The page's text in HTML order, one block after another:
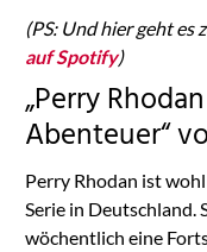
(PS: Und hier geht es
auf Spotify)
„Perry
Abenteuer“
Perry Rhodan ist
Serie in Deutschland.
wöchentlich eine